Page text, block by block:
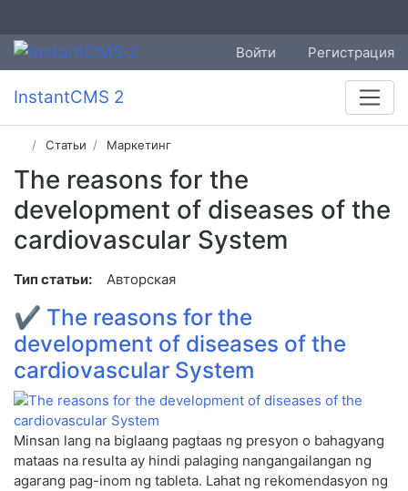
Войти Регистрация
InstantCMS 2
Статьи Маркетинг
The reasons for the
development of diseases of the
cardiovascular System
Тип статьи: Авторская
✔ The reasons for the
development of diseases of the
cardiovascular System
Minsan lang na biglaang pagtaas ng presyon o bahagyang
mataas na resulta ay hindi palaging nangangailangan ng
agarang pag-inom ng tableta. Lahat ng rekomendasyon ng